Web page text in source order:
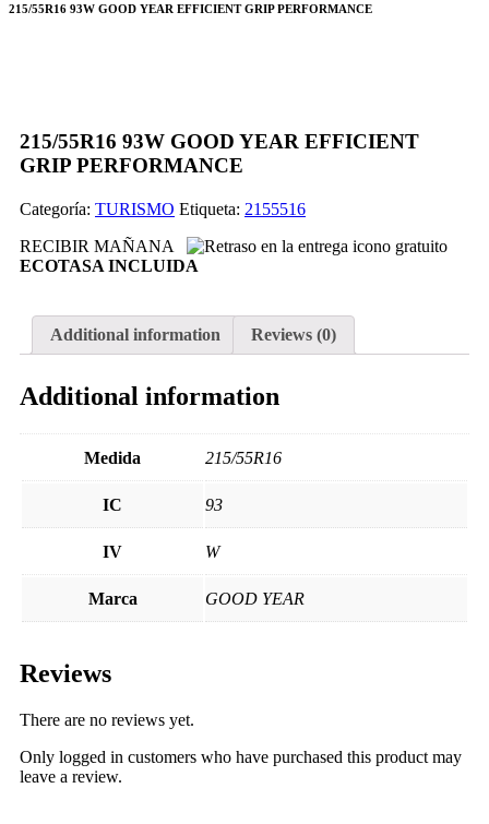
215/55R16 93W GOOD YEAR EFFICIENT GRIP PERFORMANCE
215/55R16 93W GOOD YEAR EFFICIENT
GRIP PERFORMANCE
Categoría: TURISMO Etiqueta: 2155516
RECIBIR MAÑANA
ECOTASA INCLUIDA
Additional information Reviews (0)
Additional information
Medida 215/55R16
IC 93
IV W
Marca GOOD YEAR
Reviews
There are no reviews yet.
Only logged in customers who have purchased this product may
leave a review.